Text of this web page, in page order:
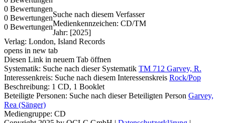
0 Bewertungen
0 Bewertungen
0 Bewertungen
Suche nach diesem Verfasser
Medienkennzeichen: CD/TM
Jahr: [2025]
Verlag: London, Island Records
opens in new tab
Diesen Link in neuem Tab öffnen
Systematik: Suche nach dieser Systematik TM 712 Garvey, R.
Interessenkreis: Suche nach diesem Interessenskreis Rock/Pop
Beschreibung: 1 CD, 1 Booklet
Beteiligte Personen: Suche nach dieser Beteiligten Person Garvey,
Rea (Sänger)
Mediengruppe: CD